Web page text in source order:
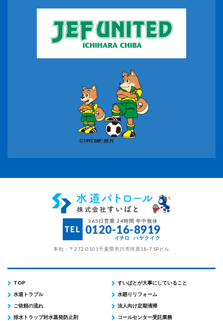
TEL
365日営業 24時間 年中無休
0120-16-8919
イチロ
ハヤクイク
本社：〒272-0101千葉県市川市河原18-7 SPビル
TOP
すいぱとが大事にしていること
水道トラブル
水廻りリフォーム
ご依頼の流れ
法人向け定期清掃
排水トラップ封水蒸発防止剤
コールセンター受託業務